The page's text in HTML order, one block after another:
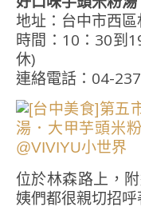
地址：台中市西
時間：10：30到
休)
連絡電話：04-
位於林森路上，
姨們都很親切招呼